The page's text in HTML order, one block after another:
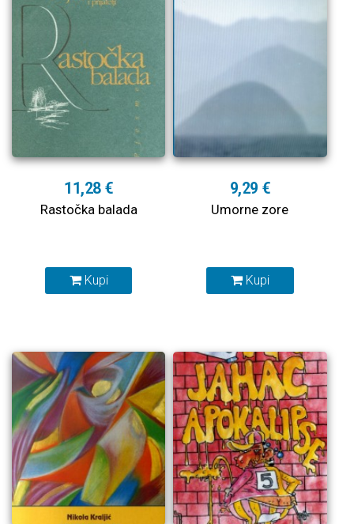
11,28 €
Rastočka balada
Kupi
9,29 €
Umorne zore
Kupi